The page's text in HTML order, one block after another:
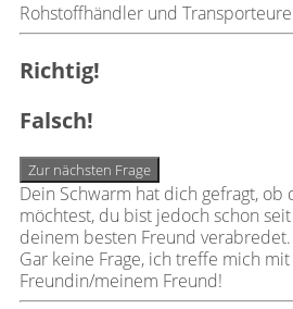
Rohstoffhändler und
Richtig!
Falsch!
Zur nächsten Frage
Dein Schwarm hat dich gefragt,
möchtest, du bist jedoch schon
deinem besten Freund verabredet.
Gar keine Frage, ich treffe mich
Freundin/meinem Freund!